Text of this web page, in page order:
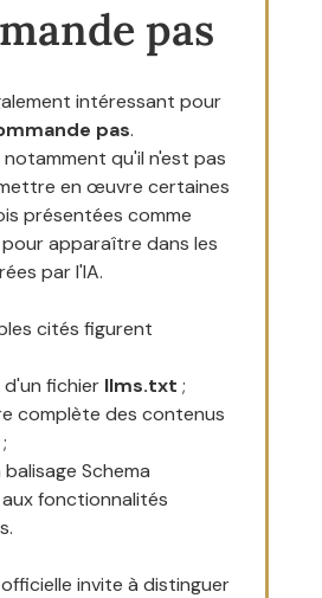
pas
intéressant pour
pas.
qu'il n'est pas
en œuvre certaines
présentées comme
apparaître dans les
par l'IA.
cités figurent
fichier llms.txt ;
complète des contenus
Schema
fonctionnalités
invite à distinguer